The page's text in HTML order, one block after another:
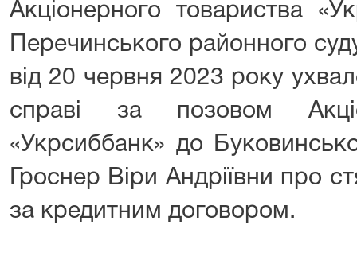
Акціонерного товариства
Перечинського районного
від 20 червня 2023 року
справі за позовом
«Укрсиббанк» до
Гроснер Віри Андріївни про
за кредитним договором.